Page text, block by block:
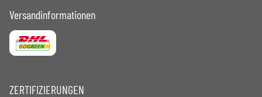
Versandinformationen
ZERTIFIZIERUNGEN